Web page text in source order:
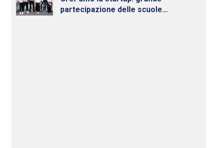
partecipazione delle scuole